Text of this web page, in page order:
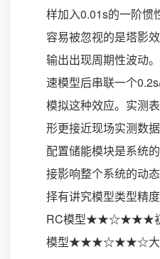
样加入0.01s的一阶惯
容易被忽视的是塔影
输出出现周期性波动
速模型后串联一个
模拟这种效应。实测
形更接近现场实测数
配置储能模块是系统
接影响整个系统的动
择有讲究模型类型精
RC模型★★☆★★★初
模型★★★☆★★☆大多